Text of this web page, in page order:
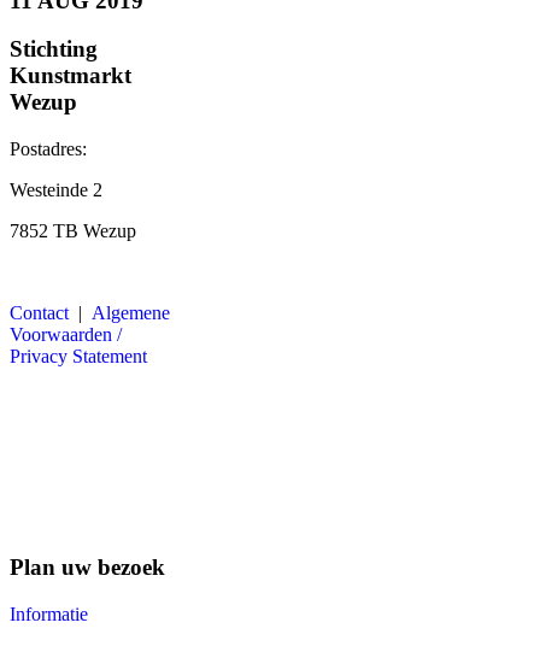
Stichting
Kunstmarkt
Wezup
Postadres:
Westeinde 2
7852 TB Wezup
Contact | Algemene
Voorwaarden /
Privacy Statement
Plan uw bezoek
Informatie